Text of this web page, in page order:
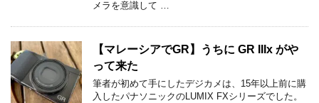
メラを意識して …
【マレーシアでGR】うちに GR IIIx がや
って来た
筆者が初めて手にしたデジカメは、15年以上前に購
入したパナソニックのLUMIX FXシリーズでした。